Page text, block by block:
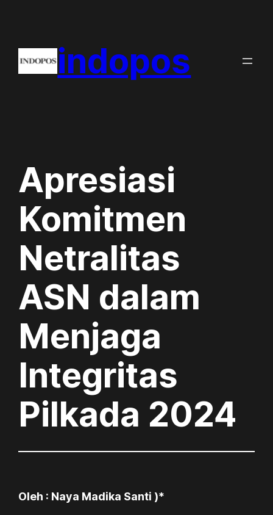
content
indopos
Apresiasi
Komitmen
Netralitas
ASN dalam
Menjaga
Integritas
Pilkada 2024
Oleh : Naya Madika Santi )*